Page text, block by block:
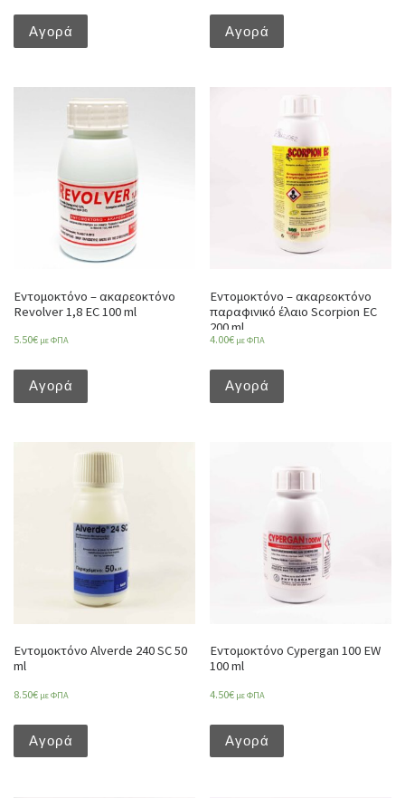
Αγορά Αγορά
Εντομοκτόνο – ακαρεοκτόνο
Revolver 1,8 EC 100 ml
5.50€ με ΦΠΑ
Αγορά
Εντομοκτόνο – ακαρεοκτόνο
παραφινικό έλαιο Scorpion EC
200 ml
4.00€ με ΦΠΑ
Αγορά
Εντομοκτόνο Alverde 240 SC 50
ml
8.50€ με ΦΠΑ
Αγορά
Εντομοκτόνο Cypergan 100 EW
100 ml
4.50€ με ΦΠΑ
Αγορά